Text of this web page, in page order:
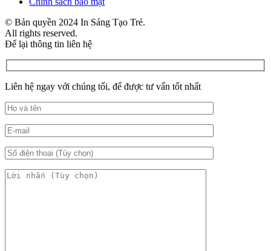
© Bản quyền 2024 In Sáng Tạo Trẻ.
All rights reserved.
Để lại thông tin liên hệ
Liên hệ ngay với chúng tối, để được tư vấn tốt nhất